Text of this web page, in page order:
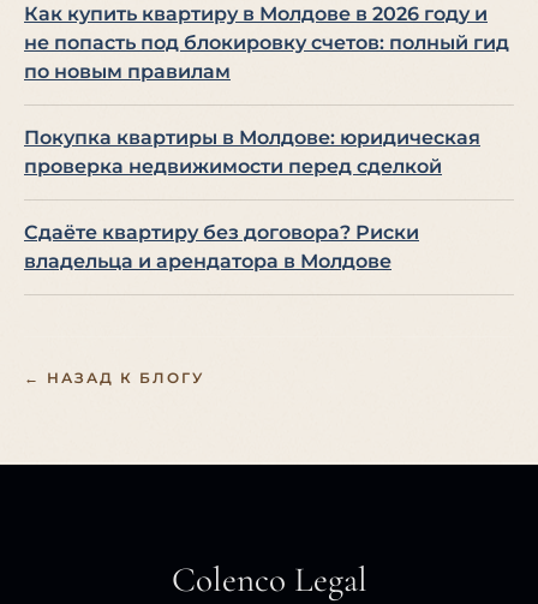
Как купить квартиру в Молдове в 2026 году и
не попасть под блокировку счетов: полный гид
по новым правилам
Покупка квартиры в Молдове: юридическая
проверка недвижимости перед сделкой
Сдаёте квартиру без договора? Риски
владельца и арендатора в Молдове
← НАЗАД К БЛОГУ
Colenco Legal